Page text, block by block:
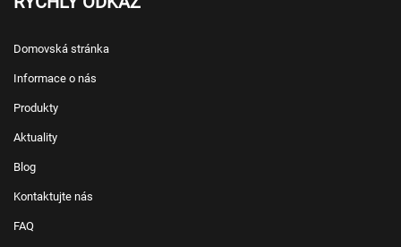
Domovská stránka
Informace o nás
Produkty
Aktuality
Blog
Kontaktujte nás
FAQ